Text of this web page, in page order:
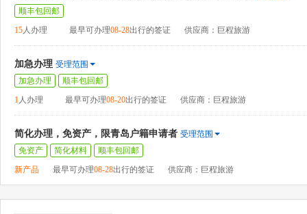
顺丰包回邮
15人办理 最早可办理08-28出行的签证 供应商：巨程旅游
加急办理 受理范围
加急办理
顺丰包回邮
1人办理 最早可办理08-20出行的签证 供应商：巨程旅游
简化办理，免资产，限青岛户籍申请者 受理范围
免资产
简化材料
顺丰包回邮
新产品
最早可办理08-28出行的签证 供应商：巨程旅游